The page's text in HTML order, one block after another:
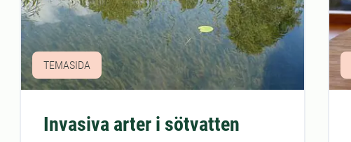
TEMASIDA
Invasiva arter i sötvatten